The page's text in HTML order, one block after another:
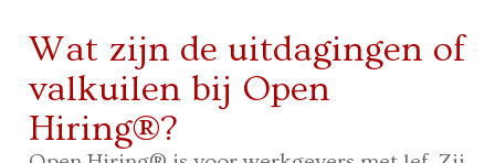
Wat zijn de uitdagingen of
valkuilen bij Open
Hiring®?